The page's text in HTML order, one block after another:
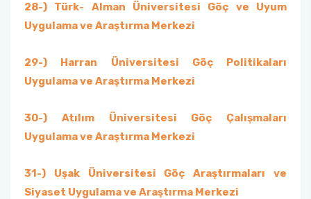
28-) Türk- Alman Üniversitesi Göç ve Uyum
Uygulama ve Araştırma Merkezi
29-) Harran Üniversitesi Göç Politikaları
Uygulama ve Araştırma Merkezi
30-) Atılım Üniversitesi Göç Çalışmaları
Uygulama ve Araştırma Merkezi
31-) Uşak Üniversitesi Göç Araştırmaları ve
Siyaset Uygulama ve Araştırma Merkezi